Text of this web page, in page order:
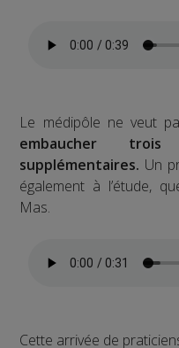
Le médipôle ne veut
embaucher trois
supplémentaires. Un
également à l’étude,
Mas.
Cette arrivée de